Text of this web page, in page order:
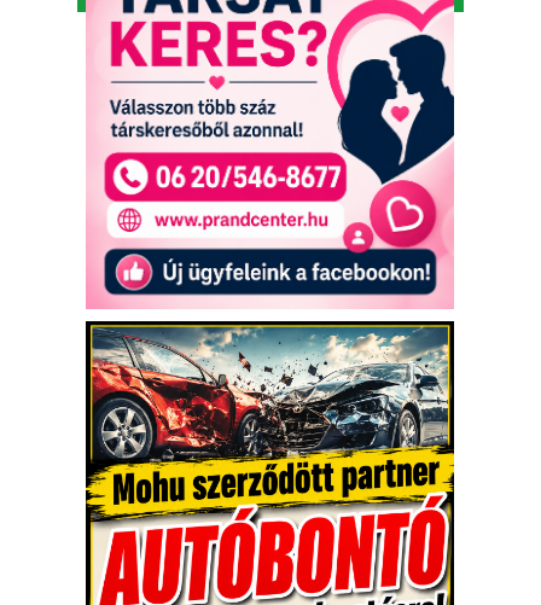
© Minden jog fenntartva.